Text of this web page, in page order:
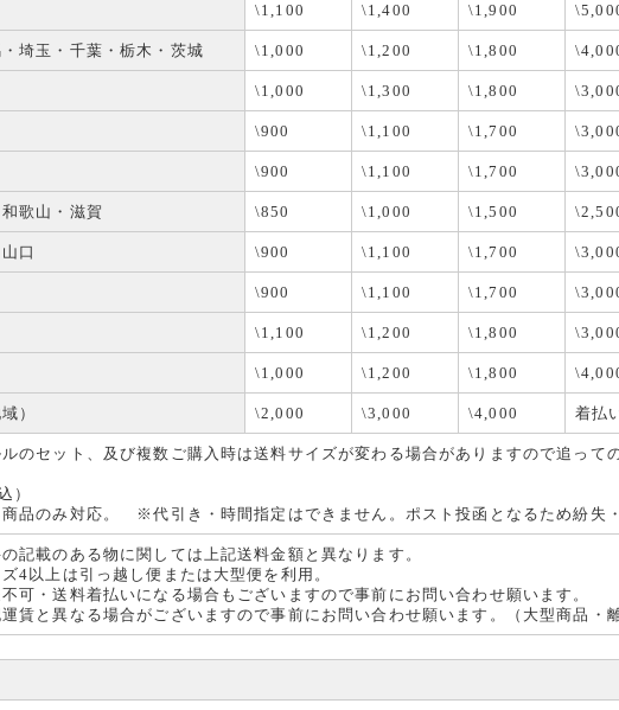
\1,100 \1,400 \1,900
埼玉・千葉・栃木・茨城 \1,000 \1,200 \1,800
\1,000 \1,300 \1,800
\900 \1,100 \1,700
\900 \1,100 \1,700
歌山・滋賀 \850 \1,000 \1,500
口 \900 \1,100 \1,700
\900 \1,100 \1,700
\1,100 \1,200 \1,800
\1,000 \1,200 \1,800
） \2,000 \3,000 \4,000 着払
のセット、及び複数ご購入時は送料サイズが変わる場合がありますので追って
）
品のみ対応。 ※代引き・時間指定はできません。ポスト投函となるため紛失・
記載のある物に関しては上記送料金額と異なります。
4以上は引っ越し便または大型便を利用。
可・送料着払いになる場合もございますので事前にお問い合わせ願います。
賃と異なる場合がございますので事前にお問い合わせ願います。（大型商品・